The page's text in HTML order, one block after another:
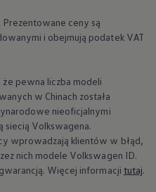
ceny są
i obejmują podatek VAT
pewna liczba modeli
w Chinach została
nieoficjalnymi
siecią Volkswagena.
wprowadzają klientów w błąd,
nich modele Volkswagen ID.
Więcej informacji tutaj.